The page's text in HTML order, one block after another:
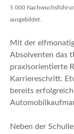
5 000
ausgebildet.
Mit der
Absolventen das
praxisorientierte
Karriereschritt.
bereits
Neben der